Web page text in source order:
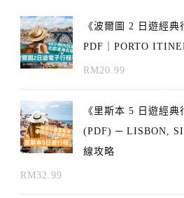
《波爾圖 2 日遊經
PDF｜PORTO
RM20.99
《里斯本 5 日遊經
(PDF) ─ LISBON,
線攻略
RM32.99